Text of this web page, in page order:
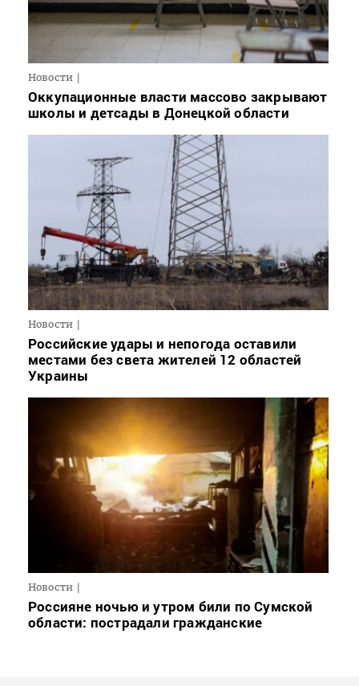
Новости
Оккупационные власти массово закрывают
школы и детсады в Донецкой области
Новости
Российские удары и непогода оставили
местами без света жителей 12 областей
Украины
Новости
Россияне ночью и утром били по Сумской
области: пострадали гражданские